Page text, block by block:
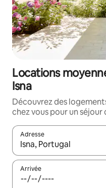
Locations
Isna
Découvrez des
chez vous pour un séjour
Adresse
Lorsque les résultats
Arrivée